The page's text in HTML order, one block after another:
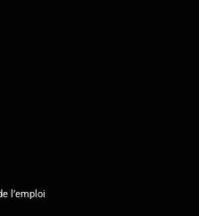
l’emploi